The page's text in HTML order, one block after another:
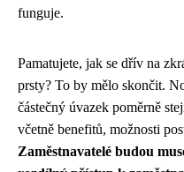
funguje.
Pamatujete, jak se dřív na
prsty? To by mělo skončit.
částečný úvazek poměrně
včetně benefitů, možnosti
Zaměstnavatelé budou